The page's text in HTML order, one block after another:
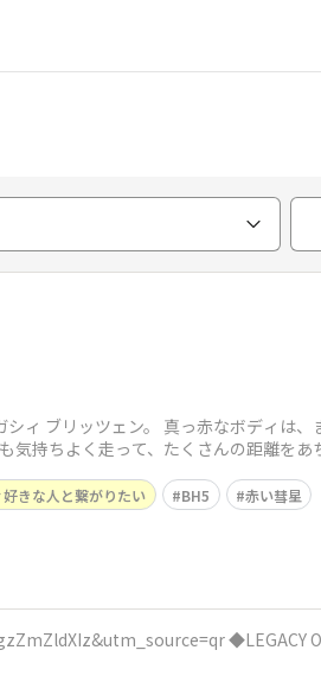
ィ ブリッツェン。 真っ赤なボディは、
気持ちよく走って、たくさんの距離をあ
好きな人と繋がりたい BH5
赤い彗星
◆LEGACY OUTBACK マ